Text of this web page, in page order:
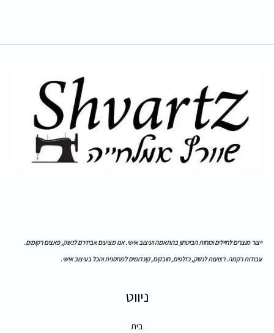
ייצור מוצרים לחיילים וכוחות הביטחון בהתאמה ועיצוב אישי. אנו מציעים אביזירם לנשק, פאצים רקומים.
עבודות רקמה. רצועות לנשק, כזלפים, חובקים, קונדומים למחסנית והכל בעיצוב אישי.
ניווט
בית